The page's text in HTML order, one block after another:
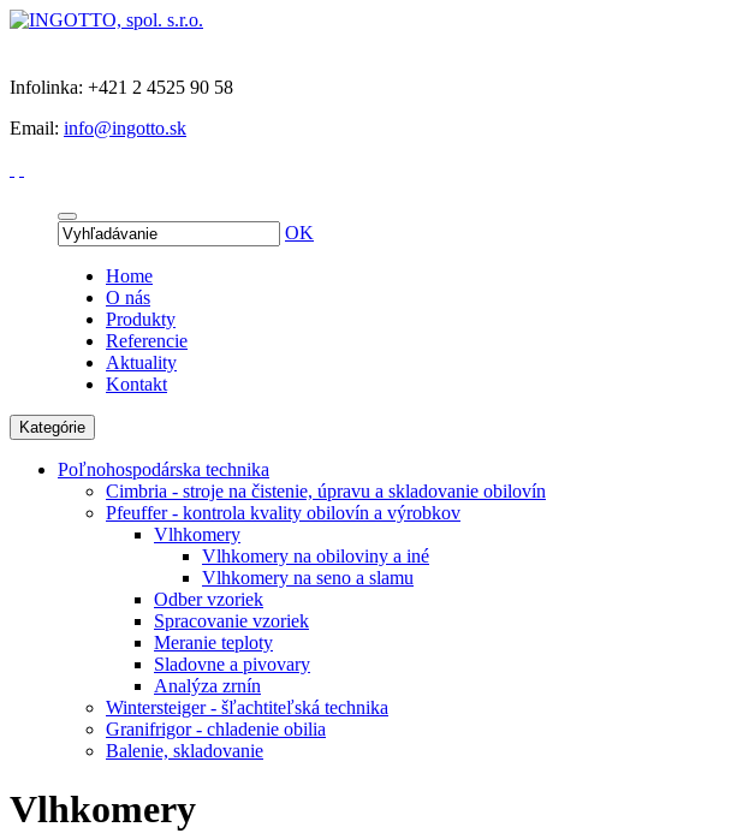
Infolinka: +421 2 4525 90 58
Email: info@ingotto.sk
OK
Home
O nás
Produkty
Referencie
Aktuality
Kontakt
Kategórie
Poľnohospodárska technika
Cimbria - stroje na čistenie, úpravu a skladovanie obilovín
Pfeuffer - kontrola kvality obilovín a výrobkov
Vlhkomery
Vlhkomery na obiloviny a iné
Vlhkomery na seno a slamu
Odber vzoriek
Spracovanie vzoriek
Meranie teploty
Sladovne a pivovary
Analýza zrnín
Wintersteiger - šľachtiteľská technika
Granifrigor - chladenie obilia
Balenie, skladovanie
Vlhkomery